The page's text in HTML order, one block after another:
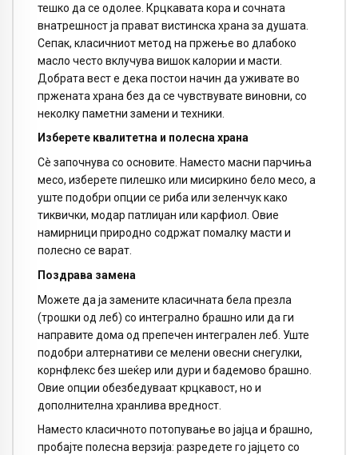
тешко да се одолее. Крцкавата кора и сочната
внатрешност ја прават вистинска храна за душата.
Сепак, класичниот метод на пржење во длабоко
масло често вклучува вишок калории и масти.
Добрата вест е дека постои начин да уживате во
пржената храна без да се чувствувате виновни, со
неколку паметни замени и техники.
Изберете квалитетна и полесна храна
Сè започнува со основите. Наместо масни парчиња
месо, изберете пилешко или мисиркино бело месо, а
уште подобри опции се риба или зеленчук како
тиквички, модар патлиџан или карфиол. Овие
намирници природно содржат помалку масти и
полесно се варат.
Поздрава замена
Можете да ја замените класичната бела презла
(трошки од леб) со интегрално брашно или да ги
направите дома од препечен интегрален леб. Уште
подобри алтернативи се мелени овесни снегулки,
корнфлекс без шеќер или дури и бадемово брашно.
Овие опции обезбедуваат крцкавост, но и
дополнителна хранлива вредност.
Наместо класичното потопување во јајца и брашно,
пробајте полесна верзија: разредете го јајцето со